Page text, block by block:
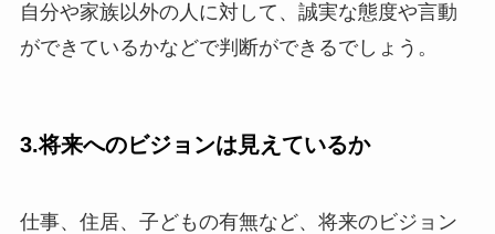
自分や家族以外の人に対して、誠実な態度や言動
ができているかなどで判断ができるでしょう。
3.将来へのビジョンは見えているか
仕事、住居、子どもの有無など、将来のビジョン